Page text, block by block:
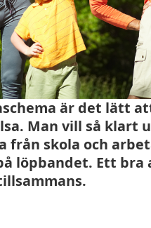
är det lätt
Man vill så klart
från skola och
löpbandet. Ett